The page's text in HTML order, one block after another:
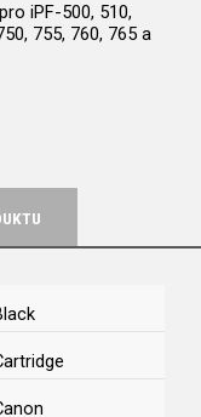
iPF-500, 510,
755, 760, 765 a